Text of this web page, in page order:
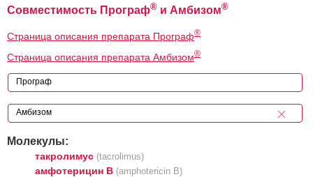
Совместимость Програф® и Амбизом®
Страница описания препарата Програф®
Страница описания препарата Амбизом®
Молекулы:
такролимус (tacrolimus)
амфотерицин B (amphotericin B)